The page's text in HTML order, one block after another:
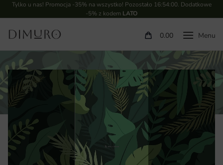
Tylko u nas! Promocja -35% na wszystko! Pozostało 16:53:59. Dodatkowe
-5% z kodem LATO
0.00